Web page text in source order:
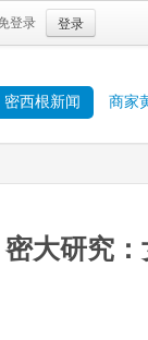
登录 登录
密西根新闻 商家
密大研究